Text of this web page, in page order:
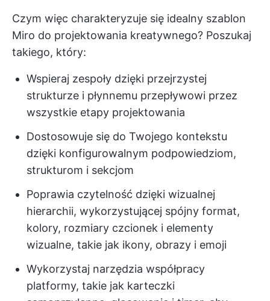
Czym więc charakteryzuje się idealny szablon
Miro do projektowania kreatywnego? Poszukaj
takiego, który:
Wspieraj zespoły dzięki przejrzystej
strukturze i płynnemu przepływowi przez
wszystkie etapy projektowania
Dostosowuje się do Twojego kontekstu
dzięki konfigurowalnym podpowiedziom,
strukturom i sekcjom
Poprawia czytelność dzięki wizualnej
hierarchii, wykorzystującej spójny format,
kolory, rozmiary czcionek i elementy
wizualne, takie jak ikony, obrazy i emoji
Wykorzystaj narzędzia współpracy
platformy, takie jak karteczki